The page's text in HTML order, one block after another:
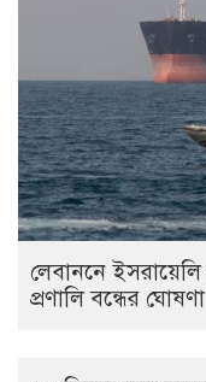
লেবাননে
প্রণালি বন্ধের